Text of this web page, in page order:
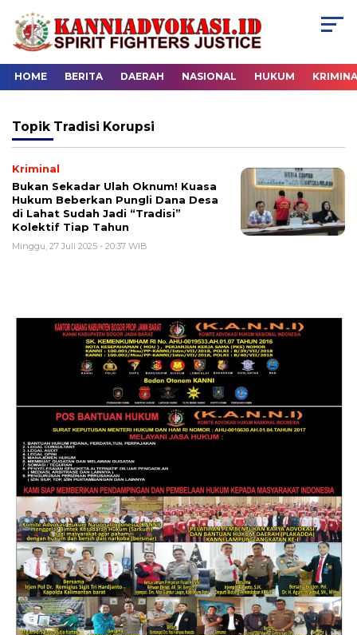
HOME BERITA DAERAH NASIONAL HUKUM
Topik Tradisi Korupsi
Kriminal
Bukan Sekadar Ulah Oknum! Kuasa
Hukum Beberkan Pungli Dana Desa
di Lahat Sudah Jadi “Tradisi”
Kolektif Tiap Tahun
Minggu, 27 Juli 2025 - 20:37 WIB